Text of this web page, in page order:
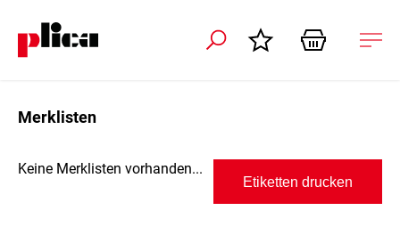
Merklisten
Keine Merklisten vorhanden...
Etiketten drucken